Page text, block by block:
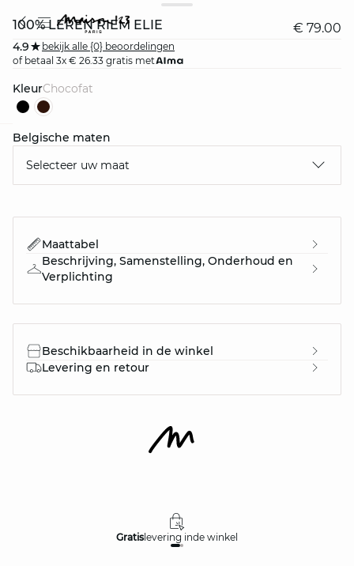
100% LEREN RIEM ELIE € 79.00
4.9
bekijk alle {0} beoordelingen
of betaal 3x € 26.33 gratis met
Kleur chocofat
Belgische maten
Selecteer uw maat
Maattabel
Beschrijving, Samenstelling, Onderhoud en
Verplichting
Beschikbaarheid in de winkel
Levering en retour
Gratislevering inde winkel